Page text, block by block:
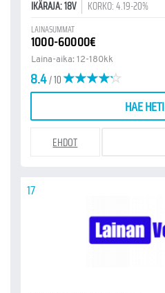
IKÄRAJA: 18V KORKO: 4.19-20%
LAINASUMMAT
1000-60000€
Laina-aika: 12-180kk
8.4/ 10
HAE HETI
EHDOT
17